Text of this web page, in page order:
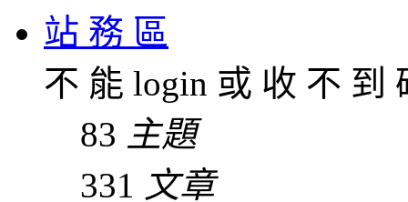
站 務 區
不 能 login 或 收 不 到
83 主題
331 文章